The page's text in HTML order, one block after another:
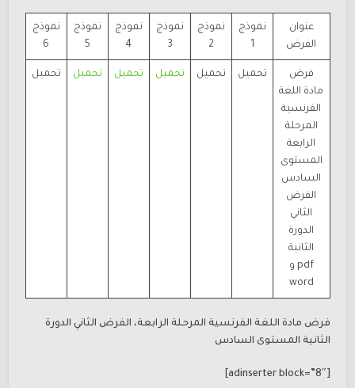
عنوان
الفرض
نموذج
1
نموذج
2
نموذج
3
نموذج
4
نموذج
5
نموذج
6
فرض
مادة اللغة
الفرنسية
المرحلة
الرابعة
المستوى
السادس
الفرض
الثاني
الدورة
الثانية
pdf و
word
تحميل تحميل تحميل تحميل تحميل تحميل
فرض مادة اللغة الفرنسية المرحلة الرابعة، الفرض الثاني الدورة
الثانية المستوى السادس
[adinserter block=”8″]